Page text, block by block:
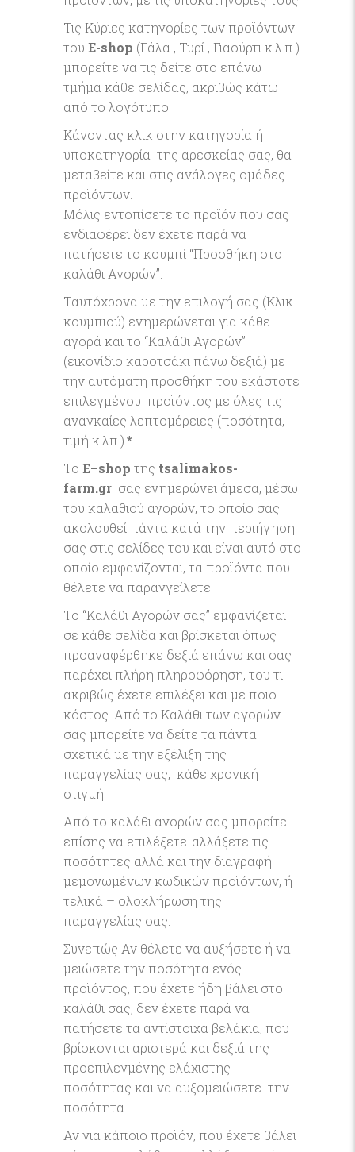
Τις Κύριες κατηγορίες των προϊόντων
του Ε-shop (Γάλα , Τυρί , Γιαούρτι κ.λ.π.)
μπορείτε να τις δείτε στο επάνω
τμήμα κάθε σελίδας, ακριβώς κάτω
από το λογότυπο.
Κάνοντας κλικ στην κατηγορία ή
υποκατηγορία της αρεσκείας σας, θα
μεταβείτε και στις ανάλογες ομάδες
προϊόντων.
Μόλις εντοπίσετε το προϊόν που σας
ενδιαφέρει δεν έχετε παρά να
πατήσετε το κουμπί “Προσθήκη στο
καλάθι Αγορών”.
Ταυτόχρονα με την επιλογή σας (Κλικ
κουμπιού) ενημερώνεται για κάθε
αγορά και το “Καλάθι Αγορών”
(εικονίδιο καροτσάκι πάνω δεξιά) με
την αυτόματη προσθήκη του εκάστοτε
επιλεγμένου προϊόντος με όλες τις
αναγκαίες λεπτομέρειες (ποσότητα,
τιμή κ.λπ.).*
Το E–shop της tsalimakos-
farm.gr σας ενημερώνει άμεσα, μέσω
του καλαθιού αγορών, το οποίο σας
ακολουθεί πάντα κατά την περιήγηση
σας στις σελίδες του και είναι αυτό στο
οποίο εμφανίζονται, τα προϊόντα που
θέλετε να παραγγείλετε.
Το “Καλάθι Αγορών σας” εμφανίζεται
σε κάθε σελίδα και βρίσκεται όπως
προαναφέρθηκε δεξιά επάνω και σας
παρέχει πλήρη πληροφόρηση, του τι
ακριβώς έχετε επιλέξει και με ποιο
κόστος. Από το Καλάθι των αγορών
σας μπορείτε να δείτε τα πάντα
σχετικά με την εξέλιξη της
παραγγελίας σας, κάθε χρονική
στιγμή.
Από το καλάθι αγορών σας μπορείτε
επίσης να επιλέξετε-αλλάξετε τις
ποσότητες αλλά και την διαγραφή
μεμονωμένων κωδικών προϊόντων, ή
τελικά – ολοκλήρωση της
παραγγελίας σας.
Συνεπώς Αν θέλετε να αυξήσετε ή να
μειώσετε την ποσότητα ενός
προϊόντος, που έχετε ήδη βάλει στο
καλάθι σας, δεν έχετε παρά να
πατήσετε τα αντίστοιχα βελάκια, που
βρίσκονται αριστερά και δεξιά της
προεπιλεγμένης ελάχιστης
ποσότητας και να αυξομειώσετε την
ποσότητα.
Αν για κάποιο προϊόν, που έχετε βάλει